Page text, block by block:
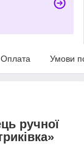
Оплата Умови
ручної